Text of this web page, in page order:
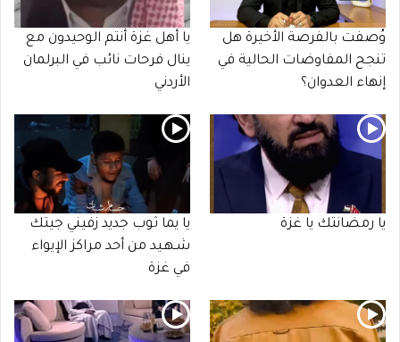
وُصفت بالفرصة الأخيرة هل
تنجح المفاوضات الحالية في
إنهاء العدوان؟
يا أهل غزة أنتم الوحيدون مع
ينال فرحات نائب في البرلمان
الأردني
يا رمضانتك يا غزة
يا يما ثوب جديد زفيني جيتك
شـهـيد من أحد مراكز الإيواء
في غزة